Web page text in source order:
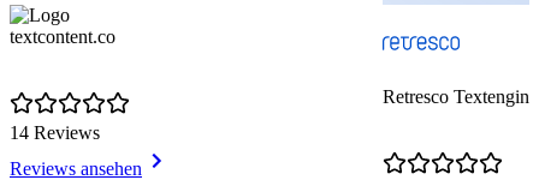
textcontent.co
14 Reviews
Reviews ansehen
Retresco Textengine